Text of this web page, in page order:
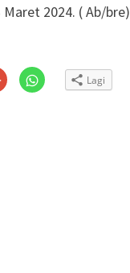
2024. ( Ab/bre)
Klik
untuk
berbagi
Klik
untuk Lagi